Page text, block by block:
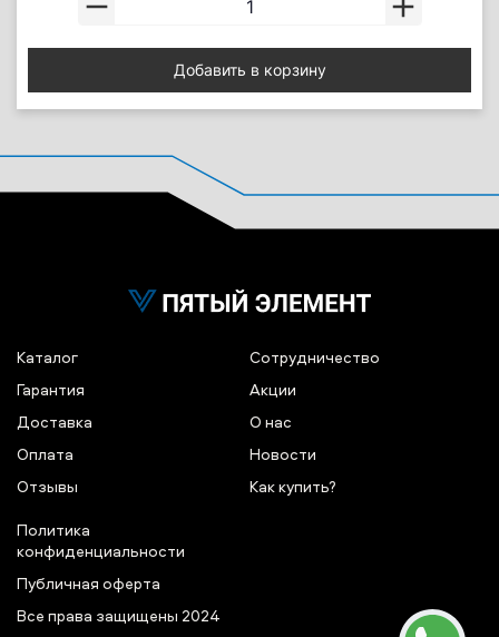
Добавить в корзину
Каталог
Гарантия
Доставка
Оплата
Отзывы
Сотрудничество
Акции
О нас
Новости
Как купить?
Политика
конфиденциальности
Публичная оферта
Все права защищены 2024